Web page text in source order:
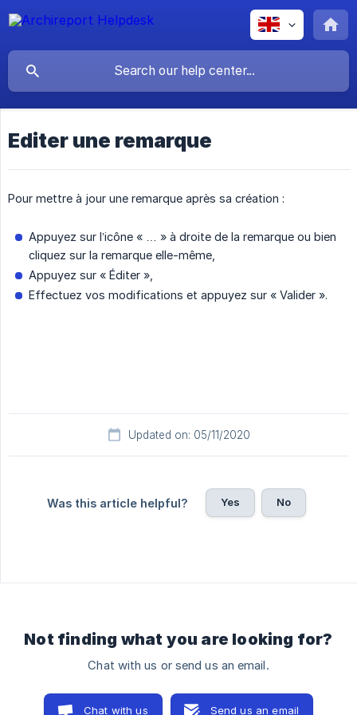
Editer une remarque
Pour mettre à jour une remarque après sa création :
Appuyez sur l’icône « … » à droite de la remarque ou bien
cliquez sur la remarque elle-même,
Appuyez sur « Éditer »,
Effectuez vos modifications et appuyez sur « Valider ».
Updated on: 05/11/2020
Was this article helpful? Yes No
Not finding what you are looking for?
Chat with us or send us an email.
Chat with us Send us an email